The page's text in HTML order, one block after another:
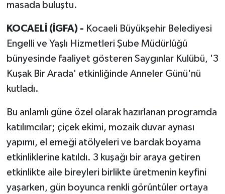
masada buluştu.
KOCAELİ (İGFA) - Kocaeli Büyükşehir Belediyesi
Engelli ve Yaşlı Hizmetleri Şube Müdürlüğü
bünyesinde faaliyet gösteren Saygınlar Kulübü, '3
Kuşak Bir Arada' etkinliğinde Anneler Günü'nü
kutladı.
Bu anlamlı güne özel olarak hazırlanan programda
katılımcılar; çiçek ekimi, mozaik duvar aynası
yapımı, el emeği atölyeleri ve bardak boyama
etkinliklerine katıldı. 3 kuşağı bir araya getiren
etkinlikte aile bireyleri birlikte üretmenin keyfini
yaşarken, gün boyunca renkli görüntüler ortaya